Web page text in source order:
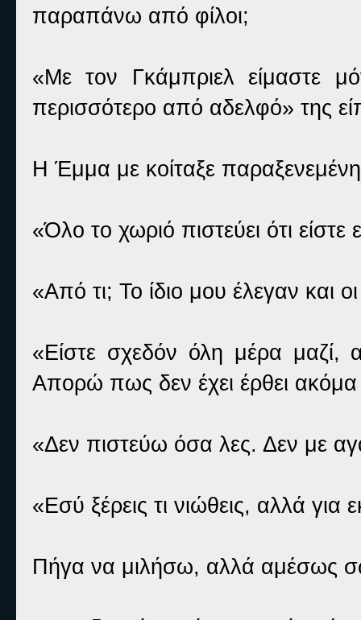
παραπάνω από φίλοι;
«Με τον Γκάμπριελ είμαστε
περισσότερο από αδελφό» της
Η Έμμα με κοίταξε
«Όλο το χωριό πιστεύει ότι
«Από τι; Το ίδιο μου έλεγαν και
«Είστε σχεδόν όλη μέρα μαζί,
Απορώ πως δεν έχει έρθει
«Δεν πιστεύω όσα λες. Δεν με
«Εσύ ξέρεις τι νιώθεις, αλλά για
Πήγα να μιλήσω, αλλά αμέσως